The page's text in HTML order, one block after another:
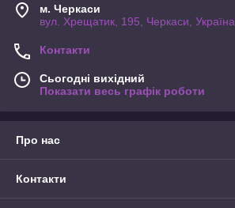
м. Черкаси
вул. Хрещатик, 195, Черкаси, Україна
Контакти
Сьогодні вихідний
Показати весь графік роботи
Про нас
Контакти